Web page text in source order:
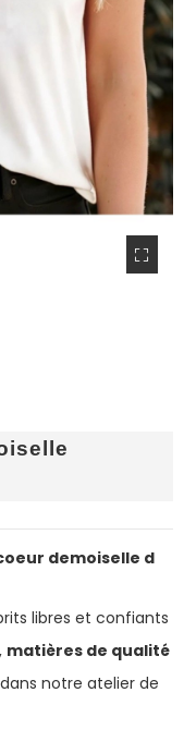
demoiselle d
libres et confiants
matières de qualité
notre atelier de